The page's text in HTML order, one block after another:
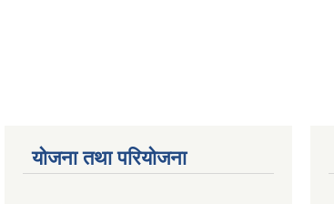
योजना तथा परियोजना